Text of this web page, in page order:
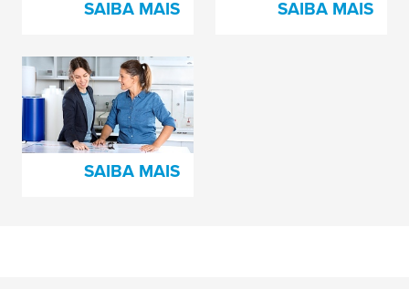
SAIBA MAIS SAIBA MAIS
Espumas de
Amortecimento
tesaprint®
SAIBA MAIS